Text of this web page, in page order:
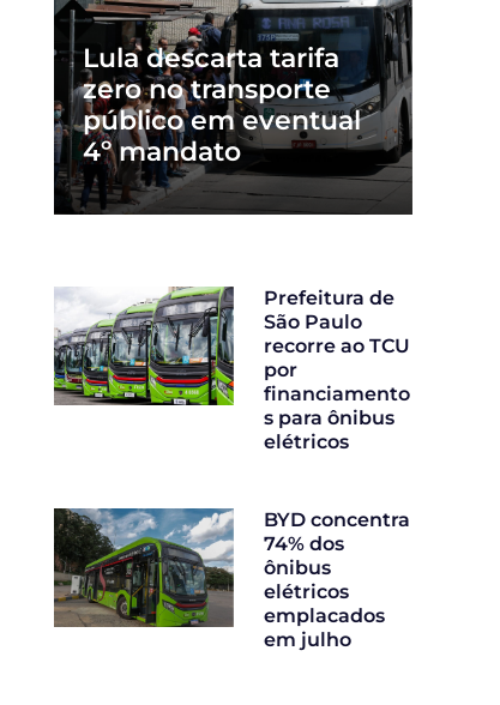
Lula descarta tarifa
zero no transporte
público em eventual
4º mandato
Prefeitura de
São Paulo
recorre ao TCU
por
financiamento
s para ônibus
elétricos
BYD concentra
74% dos
ônibus
elétricos
emplacados
em julho